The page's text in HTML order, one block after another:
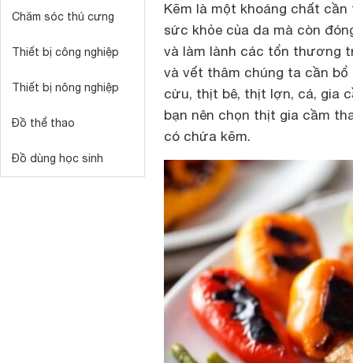
Chăm sóc thú cưng
Thiết bị công nghiệp
Thiết bị nông nghiệp
Đồ thể thao
Đồ dùng học sinh
Kẽm là một khoáng chất
sức khỏe của da mà còn
và làm lành các tổn thương
và vết thâm chúng ta cần
cừu, thịt bê, thịt lợn, cá, gia
bạn nên chọn thịt gia cầm
có chứa kẽm.